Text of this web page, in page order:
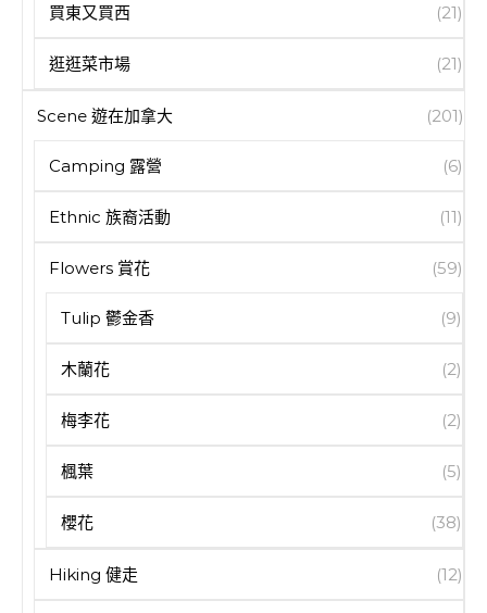
買東又買西 (21)
逛逛菜市場 (21)
Scene 遊在加拿大 (201)
Camping 露營 (6)
Ethnic 族裔活動 (11)
Flowers 賞花 (59)
Tulip 鬱金香 (9)
木蘭花 (2)
梅李花 (2)
楓葉 (5)
櫻花 (38)
Hiking 健走 (12)